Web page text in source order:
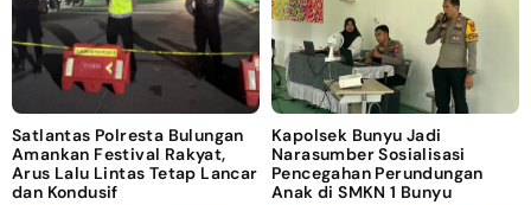
Satlantas Polresta Bulungan
Amankan Festival Rakyat,
Arus Lalu Lintas Tetap Lancar
dan Kondusif
Kapolsek Bunyu Jadi
Narasumber Sosialisasi
Pencegahan Perundungan
Anak di SMKN 1 Bunyu